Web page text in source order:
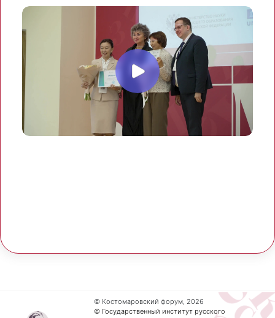
© Костомаровский форум, 2026
© Государственный институт русского